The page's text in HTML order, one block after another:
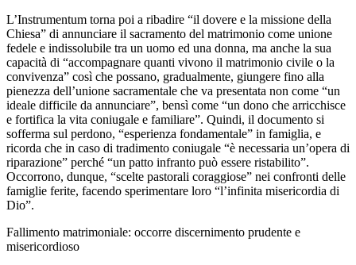
L’Instrumentum torna poi a ribadire “il dovere e la missione della
Chiesa” di annunciare il sacramento del matrimonio come unione
fedele e indissolubile tra un uomo ed una donna, ma anche la sua
capacità di “accompagnare quanti vivono il matrimonio civile o la
convivenza” così che possano, gradualmente, giungere fino alla
pienezza dell’unione sacramentale che va presentata non come “un
ideale difficile da annunciare”, bensì come “un dono che arricchisce
e fortifica la vita coniugale e familiare”. Quindi, il documento si
sofferma sul perdono, “esperienza fondamentale” in famiglia, e
ricorda che in caso di tradimento coniugale “è necessaria un’opera di
riparazione” perché “un patto infranto può essere ristabilito”.
Occorrono, dunque, “scelte pastorali coraggiose” nei confronti delle
famiglie ferite, facendo sperimentare loro “l’infinita misericordia di
Dio”.
Fallimento matrimoniale: occorre discernimento prudente e
misericordioso